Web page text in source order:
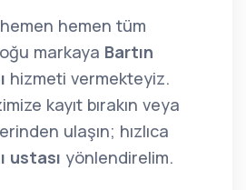
hemen tüm
markaya Bartın
hizmeti vermekteyiz.
kayıt bırakın veya
ulaşın; hızlıca
ustası yönlendirelim.